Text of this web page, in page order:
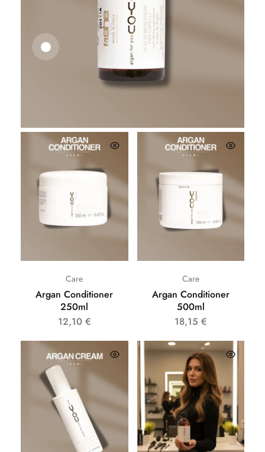
Care
Argan Conditioner
250ml
12,10 €
Care
Argan Conditioner
500ml
18,15 €